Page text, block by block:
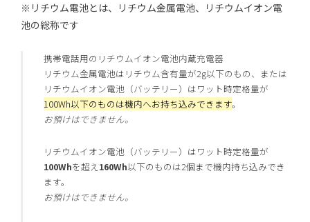
※リチウム電池とは、リチウム金属電池、リチウムイオン電
池の総称です
携帯電話用のリチウムイオン電池内蔵充電器
リチウム金属電池はリチウム含有量が2g以下のもの、または
リチウムイオン電池（バッテリー）はワット時定格量が
100Wh以下のものは機内へお持ち込みできます。
お預けはできません。
リチウムイオン電池（バッテリー）はワット時定格量が
100Whを超え160Wh以下のものは2個まで機内持ち込みでき
ます。
お預けはできません。